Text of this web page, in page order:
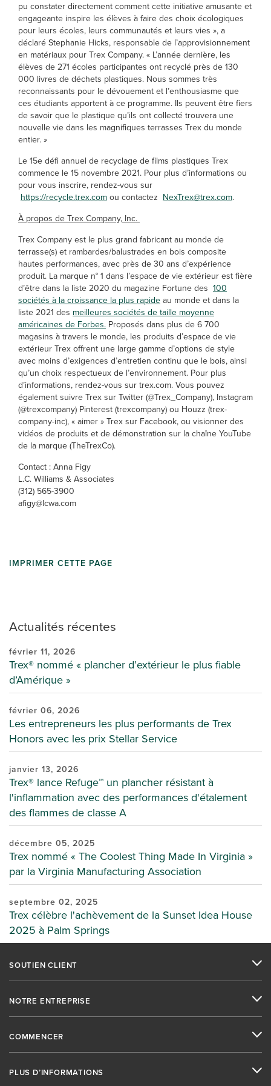
Actualités récentes
février 11, 2026
Trex® nommé « plancher d’extérieur le plus fiable
d’Amérique »
février 06, 2026
Les entrepreneurs les plus performants de Trex
Honors avec les prix Stellar Service
janvier 13, 2026
Trex® lance Refuge™ un plancher résistant à
l'inflammation avec des performances d'étalement
des flammes de classe A
décembre 05, 2025
Trex nommé « The Coolest Thing Made In Virginia »
par la Virginia Manufacturing Association
septembre 02, 2025
Trex célèbre l'achèvement de la Sunset Idea House
2025 à Palm Springs
pu constater directement comment cette initiative amusante et
engageante inspire les élèves à faire des choix écologiques
pour leurs écoles, leurs communautés et leurs vies », a
déclaré Stephanie Hicks, responsable de l’approvisionnement
en matériaux pour Trex Company. « L’année dernière, les
élèves de 271 écoles participantes ont recyclé près de 130
000 livres de déchets plastiques. Nous sommes très
reconnaissants pour le dévouement et l’enthousiasme que
ces étudiants apportent à ce programme. Ils peuvent être fiers
de savoir que le plastique qu’ils ont collecté trouvera une
nouvelle vie dans les magnifiques terrasses Trex du monde
entier. »
Le 15e défi annuel de recyclage de films plastiques Trex
commence le 15 novembre 2021. Pour plus d’informations ou
pour vous inscrire, rendez-vous sur
https://recycle.trex.comou contactez NexTrex@trex.com.
À propos de Trex Company, Inc.
Trex Company est le plus grand fabricant au monde de
terrasse(s) et rambardes/balustrades en bois composite
hautes performances, avec près de 30 ans d’expérience
produit. La marque n° 1 dans l’espace de vie extérieur est fière
d’être dans la liste 2020 du magazine Fortune des 100
sociétés à la croissance la plus rapideau monde et dans la
liste 2021 des meilleures sociétés de taille moyenne
américaines de Forbes. Proposés dans plus de 6 700
magasins à travers le monde, les produits d’espace de vie
extérieur Trex offrent une large gamme d’options de style
avec moins d’exigences d’entretien continu que le bois, ainsi
qu’un choix respectueux de l’environnement. Pour plus
d’informations, rendez-vous sur trex.com. Vous pouvez
également suivre Trex sur Twitter (@Trex_Company), Instagram
(@trexcompany) Pinterest (trexcompany) ou Houzz (trex-
company-inc), « aimer » Trex sur Facebook, ou visionner des
vidéos de produits et de démonstration sur la chaîne YouTube
de la marque (TheTrexCo).
Contact : Anna Figy
L.C. Williams & Associates
(312) 565-3900
afigy@lcwa.com
IMPRIMER CETTE PAGE
SOUTIEN CLIENT
NOTRE ENTREPRISE
COMMENCER
PLUS D’INFORMATIONS